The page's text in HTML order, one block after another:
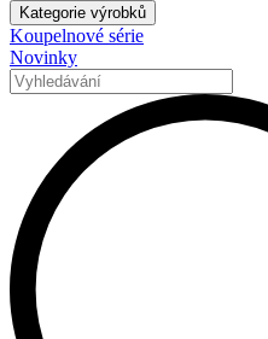
Kategorie výrobků
Koupelnové série
Novinky